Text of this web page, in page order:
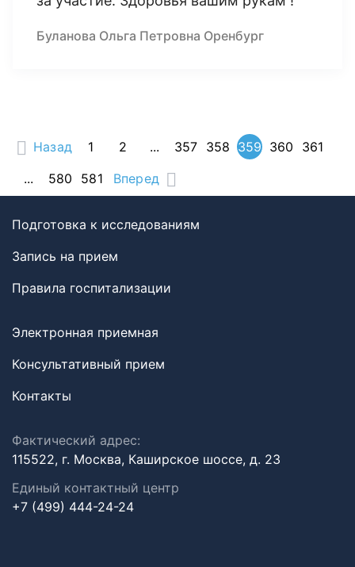
Буланова Ольга Петровна Оренбург
Назад 1 2 ... 357 358 359 360
361
...
580 581 Вперед
Подготовка к исследованиям
Запись на прием
Правила госпитализации
Электронная приемная
Консультативный прием
Контакты
Фактический адрес:
115522, г. Москва, Каширское шоссе, д. 23
Единый контактный центр
+7 (499) 444-24-24